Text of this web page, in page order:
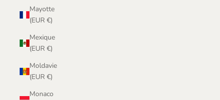
Mayotte
(EUR €)
Mexique
(EUR €)
Moldavie
(EUR €)
Monaco